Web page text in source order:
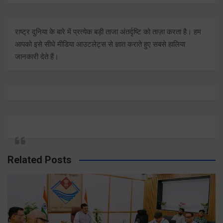
राष्ट्र दुनिया के बारे में प्रत्येक बड़ी ताजा अंतर्दृष्टि को ताज़ा करता है। हम
आपको इसे सीधे मीडिया आउटलेट्स से ज्ञात कराते हुए सबसे हालिया
जानकारी देते हैं।
Related Posts